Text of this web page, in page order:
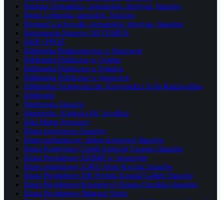
Barbara Domańska, stomatolog, dentysta, Staszów
Beata Lubaszka, neurolog, Staszów
Bernard Lachowski, stomatolog, dentysta, Staszów
Betoniarnia Staszów BETOMEX
BHP i PPOŻ
Biblioteka Pedagogiczna w Staszowie
Biblioteka Publiczna w Osieku
Biblioteka Publiczna w Połańcu
Biblioteka Publiczna w Staszowie
Biblioteka Sichowska im. Krzysztofa i Zofii Radziwiłłów
Biblioteki
Biedronka Staszów
Biedronka, Kielecka 88, Szydłów
Biki Motor Rytwiany
Biura projektowe Staszów
Biura rachunkowe, usługi księgowe Staszów
Biuro Kredytowe Credit Agricole Express Staszów
Biuro Powiatowe ARiMR w Staszowie
Biuro projektowe AJKO Artur Kręcisz Staszów
Biuro Projektowe DB Projekt Konrad Gądek Staszów
Biuro Projektowe Kosztorysy Renata Orzelska Staszów
Biuro Projektowe Mateusz Turek